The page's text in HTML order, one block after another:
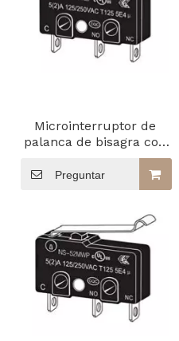
Microinterruptor de
palanca de bisagra con
resortes dobles
Preguntar